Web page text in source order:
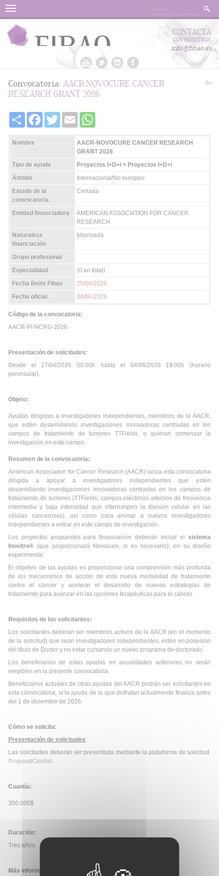
Menu
CONTACTA
CON NOSOTROS
info@fibao.es
Convocatoria: AACR-NOVOCURE CANCER
RESEARCH GRANT 2026
Share FacebookTwitter Email
Nombre
AACR-NOVOCURE CANCER RESEARCH
GRANT 2026
Tipo de ayuda
Proyectos I+D+i > Proyectos I+D+i
Ámbito
Internacional/No europeo
Estado de la
convocatoria
Cerrada
Entidad financiadora
AMERICAN ASSOCIATION FOR CANCER
RESEARCH
Naturaleza
financiación
bbprivada
Grupo profesional
Especialidad
(0 en total)
Fecha límite Fibao
25/06/2026
Fecha oficial
04/06/2026
Código de la convocatoria:
AACR-PI-NCRG-2026
Presentación de solicitudes:
Desde el 27/04/2026 00:00h hasta el 04/06/2026 19:00h (horario
peninsular).
Objeto:
Ayudas dirigidas a investigadores independientes, miembros de la AACR,
que estén desarrollando investigaciones innovadoras centradas en los
campos de tratamiento de tumores TTFields, o quieran comenzar la
investigación en este campo.
Resumen de la convocatoria:
American Association for Cancer Research (AACR) lanza esta convocatoria
dirigida a apoyar a investigadores independientes que estén
desarrollando investigaciones innovadoras centradas en los campos de
tratamiento de tumores (TTFields; campos eléctricos alternos de frecuencia
intermedia y baja intensidad que interrumpen la división celular en las
células cancerosas), así como para animar a nuevos investigadores
independientes a entrar en este campo de investigación.
Los proyectos propuestos para financiación deberán incluir el
sistema
Inovitro® (que proporcionará Novocure, si es necesario), en su diseño
experimental.
El objetivo de las ayudas es proporcionar una comprensión más profunda
de los mecanismos de acción de esta nueva modalidad de tratamiento
contra el cáncer y acelerar el desarrollo de nuevas estrategias de
tratamiento para avanzar en las opciones terapéuticas para el cáncer.
Requisitos de los solicitantes:
Los solicitantes deberán ser miembros activos de la AACR (en el momento
de la solicitud) que sean investigadores independientes, estén en posesión
del título de Doctor y no estar cursando un nuevo programa de doctorado.
Los beneficiarios de estas ayudas en anualidades anteriores no serán
elegibles en la presente convocatoria.
Beneficiarios actuales de otras ayudas del AACR podrán ser solicitantes en
esta convocatoria, si la ayuda de la que disfrutan actualmente finaliza antes
del 1 de diciembre de 2026.
Cómo se solicita:
Presentación de solicitudes:
Las solicitudes deberán ser presentada mediante la plataforma de solicitud
ProposalCentral .
Cuantía:
350.000$
Duración:
Tres años.
Más información: